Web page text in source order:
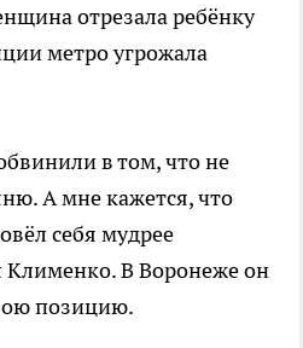
отрезала ребёнку
метро угрожала
в том, что не
А мне кажется, что
себя мудрее
Клименко. В Воронеже он
позицию.